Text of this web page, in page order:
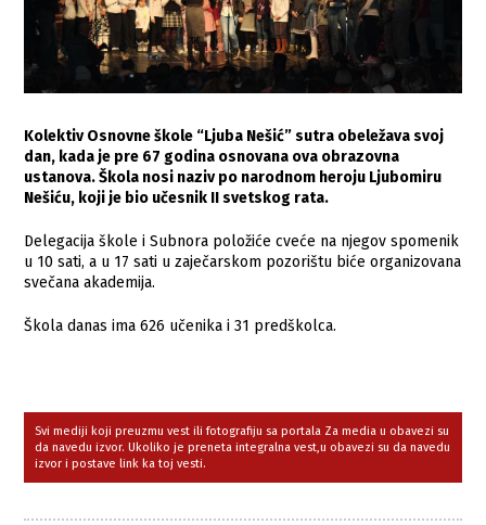
Kolektiv Osnovne škole “Ljuba Nešić” sutra obeležava svoj
dan, kada je pre 67 godina osnovana ova obrazovna
ustanova. Škola nosi naziv po narodnom heroju Ljubomiru
Nešiću, koji je bio učesnik II svetskog rata.
Delegacija škole i Subnora položiće cveće na njegov spomenik
u 10 sati, a u 17 sati u zaječarskom pozorištu biće organizovana
svečana akademija.
Škola danas ima 626 učenika i 31 predškolca.
Svi mediji koji preuzmu vest ili fotografiju sa portala Za media u obavezi su
da navedu izvor. Ukoliko je preneta integralna vest,u obavezi su da navedu
izvor i postave link ka toj vesti.